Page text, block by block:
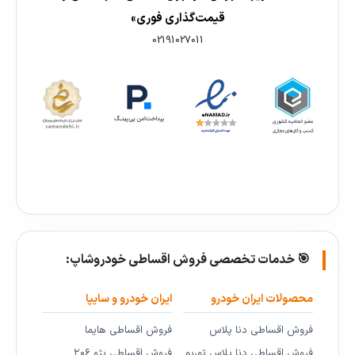
قیمت‌گذاری فوری»
02191027011
🎯 خدمات تخصصی فروش اقساطی خودروشاپ:
محصولات ایران خودرو
فروش اقساطی دنا پلاس
ایران خودرو و سایپا
فروش اقساطی هایما